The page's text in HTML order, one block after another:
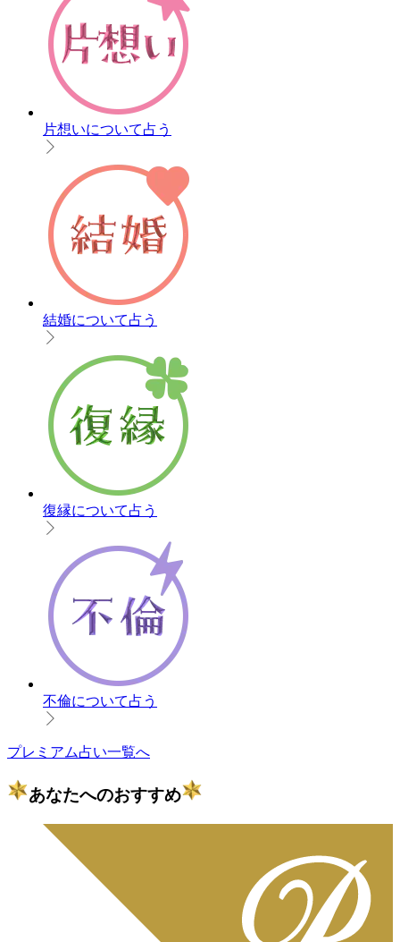
片想いについて占う
結婚について占う
復縁について占う
不倫について占う
プレミアム占い一覧へ
あなたへのおすすめ